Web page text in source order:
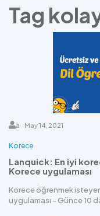
Tag
a May 14, 2021
Korece
Lanquick: En iyi
Korece uygulaması
Korece öğrenmek
uygulaması - Günce 10